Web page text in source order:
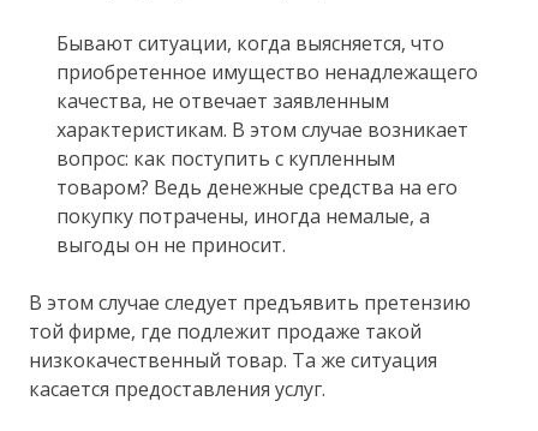
Бывают ситуации, когда выясняется, что
приобретенное имущество ненадлежащего
качества, не отвечает заявленным
характеристикам. В этом случае возникает
вопрос: как поступить с купленным
товаром? Ведь денежные средства на его
покупку потрачены, иногда немалые, а
выгоды он не приносит.
В этом случае следует предъявить претензию
той фирме, где подлежит продаже такой
низкокачественный товар. Та же ситуация
касается предоставления услуг.